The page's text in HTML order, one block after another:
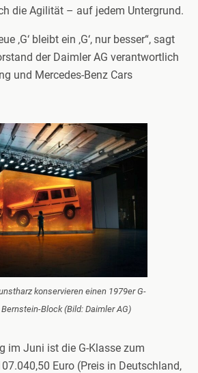
die Agilität – auf jedem Untergrund.
‚G‘ bleibt ein ‚G‘, nur besser“, sagt
der Daimler AG verantwortlich
und Mercedes-Benz Cars
konservieren einen 1979er G-
Block (Bild: Daimler AG)
im Juni ist die G-Klasse zum
Euro (Preis in Deutschland,